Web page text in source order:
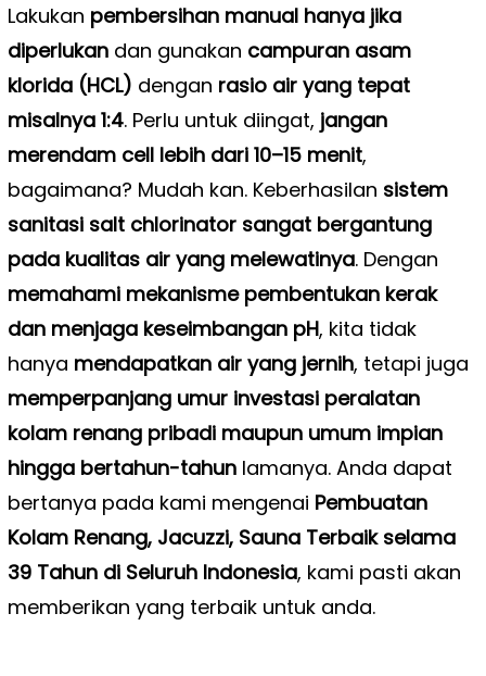
Lakukan pembersihan manual hanya jika
diperlukandan gunakan campuran asam
klorida (HCL) dengan rasio air yang tepat
misalnya 1:4. Perlu untuk diingat, jangan
merendam cell lebih dari 10–15 menit,
bagaimana? Mudah kan. Keberhasilan sistem
sanitasi salt chlorinator sangat bergantung
pada kualitas air yang melewatinya. Dengan
memahami mekanisme pembentukan kerak
dan menjaga keseimbangan pH, kita tidak
hanya mendapatkan air yang jernih, tetapi juga
memperpanjang umur investasi peralatan
kolam renang pribadi maupun umum impian
hingga bertahun-tahunlamanya. Anda dapat
bertanya pada kami mengenai Pembuatan
Kolam Renang, Jacuzzi, Sauna Terbaik selama
39 Tahun di Seluruh Indonesia, kami pasti akan
memberikan yang terbaik untuk anda.